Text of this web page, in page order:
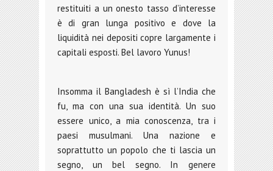
restituiti a un onesto tasso d’interesse
è di gran lunga positivo e dove la
liquidità nei depositi copre largamente i
capitali esposti. Bel lavoro Yunus!
Insomma il Bangladesh è sì l’India che
fu, ma con una sua identità. Un suo
essere unico, a mia conoscenza, tra i
paesi musulmani. Una nazione e
soprattutto un popolo che ti lascia un
segno, un bel segno. In genere